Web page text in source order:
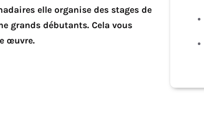
elle organise des stages de
grands débutants. Cela vous
œuvre.